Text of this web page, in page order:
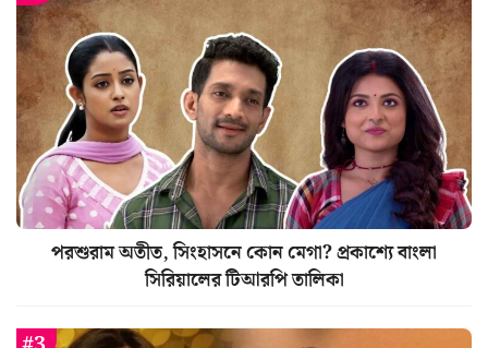
পরশুরাম অতীত, সিংহাসনে কোন মেগা? প্রকাশ্যে বাংলা
সিরিয়ালের টিআরপি তালিকা